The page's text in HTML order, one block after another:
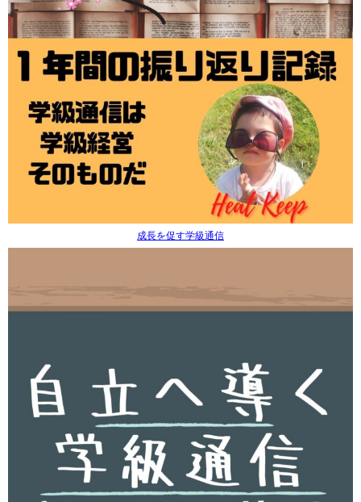
成長を促す学級通信